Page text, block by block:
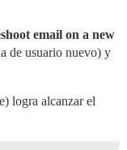
email on a new
de usuario nuevo) y
logra alcanzar el